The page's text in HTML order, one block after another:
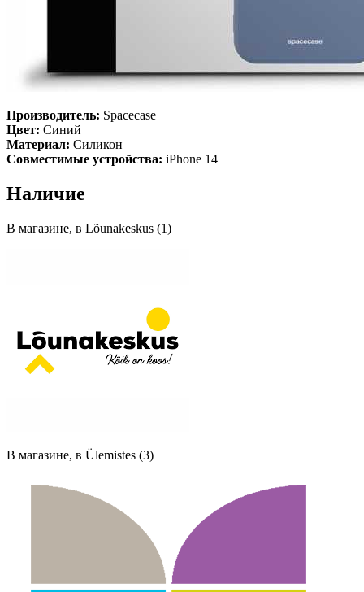
Производитель: Spacecase
Цвет: Синий
Материал: Силикон
Совместимые устройства: iPhone 14
Наличие
В магазине, в Lõunakeskus (1)
В магазине, в Ülemistes (3)